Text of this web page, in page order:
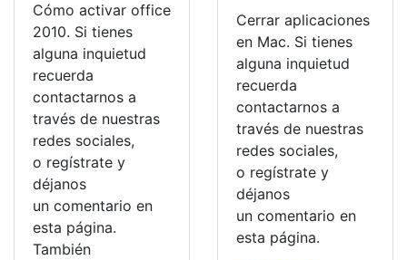
Cómo activar office
2010. Si tienes
alguna inquietud
recuerda
contactarnos a
través de nuestras
redes sociales,
o regístrate y
déjanos
un comentario en
esta página.
También
Cerrar aplicaciones
en Mac. Si tienes
alguna inquietud
recuerda
contactarnos a
través de nuestras
redes sociales,
o regístrate y
déjanos
un comentario en
esta página.